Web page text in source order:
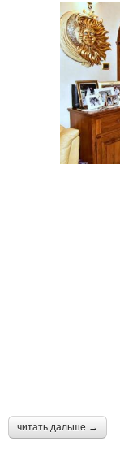
читать дальше →